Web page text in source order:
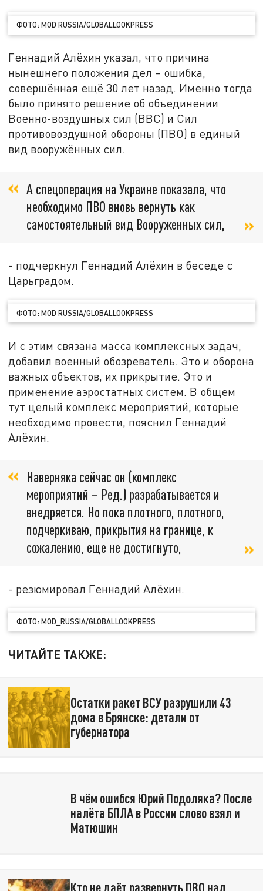
ФОТО: MOD RUSSIA/GLOBALLOOKPRESS
Геннадий Алёхин указал, что причина
нынешнего положения дел – ошибка,
совершённая ещё 30 лет назад. Именно тогда
было принято решение об объединении
Военно-воздушных сил (ВВС) и Сил
противовоздушной обороны (ПВО) в единый
вид вооружённых сил.
А спецоперация на Украине показала, что
необходимо ПВО вновь вернуть как
самостоятельный вид Вооруженных сил,
- подчеркнул Геннадий Алёхин в беседе с
Царьградом.
ФОТО: MOD RUSSIA/GLOBALLOOKPRESS
И с этим связана масса комплексных задач,
добавил военный обозреватель. Это и оборона
важных объектов, их прикрытие. Это и
применение аэростатных систем. В общем
тут целый комплекс мероприятий, которые
необходимо провести, пояснил Геннадий
Алёхин.
Наверняка сейчас он (комплекс
мероприятий – Ред.) разрабатывается и
внедряется. Но пока плотного, плотного,
подчеркиваю, прикрытия на границе, к
сожалению, еще не достигнуто,
- резюмировал Геннадий Алёхин.
ФОТО: MOD_RUSSIA/GLOBALLOOKPRESS
ЧИТАЙТЕ ТАКЖЕ:
Остатки ракет ВСУ разрушили 43
дома в Брянске: детали от
губернатора
В чём ошибся Юрий Подоляка? После
налёта БПЛА в России слово взял и
Матюшин
Кто не даёт развернуть ПВО над